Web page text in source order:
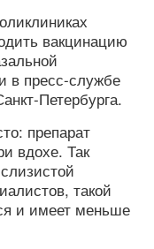
вакцинацию
в пресс-службе
Петербурга.
препарат
вдохе. Так
такой
и имеет меньше